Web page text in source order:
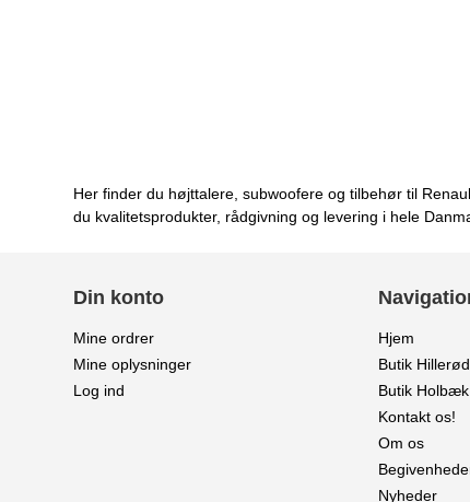
Her finder du højttalere, subwoofere og tilbehør til
du kvalitetsprodukter, rådgivning og levering i hele
Din konto
Mine ordrer
Mine oplysninger
Log ind
Hjem
Butik Hillerød
Butik Holbæk
Kontakt os!
Om os
Nyheder